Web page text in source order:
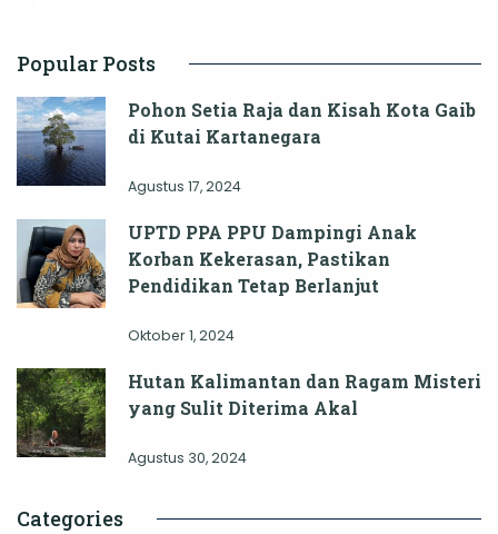
Popular Posts
Pohon Setia Raja dan Kisah Kota Gaib
di Kutai Kartanegara
Agustus 17, 2024
UPTD PPA PPU Dampingi Anak
Korban Kekerasan, Pastikan
Pendidikan Tetap Berlanjut
Oktober 1, 2024
Hutan Kalimantan dan Ragam Misteri
yang Sulit Diterima Akal
Agustus 30, 2024
Categories